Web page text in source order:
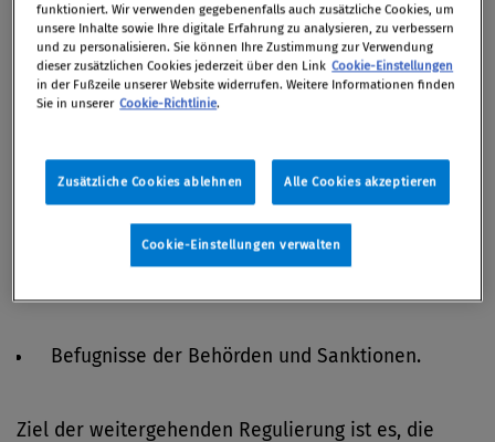
Anforderungen an die Organisation und
Wohlverhaltensregeln von
Wertpapierunternehmen,
Handelsplätze,
Zulassung und Pflichten der Erbringer von
Befugnisse der Behörden und Sanktionen.
Ziel der weitergehenden Regulierung ist es, die
funktioniert. Wir verwenden gegebenenfalls auch zusätzliche Cookies, um
unsere Inhalte sowie Ihre digitale Erfahrung zu analysieren, zu verbessern
und zu personalisieren. Sie können Ihre Zustimmung zur Verwendung
dieser zusätzlichen Cookies jederzeit über den Link Cookie-Einstellungen
in der Fußzeile unserer Website widerrufen. Weitere Informationen finden
Sie in unserer Cookie-Richtlinie.
Zusätzliche Cookies ablehnen Alle Cookies akzeptieren
Cookie-Einstellungen verwalten